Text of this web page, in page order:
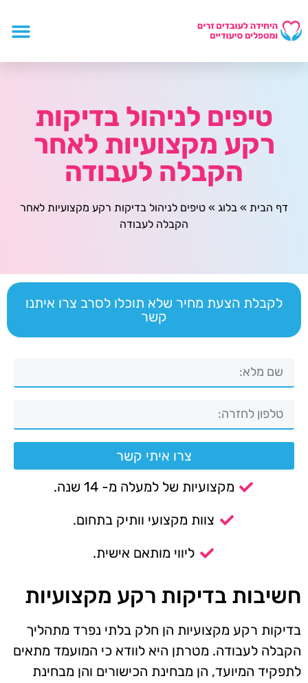
טיפים לניהול בדיקות
רקע מקצועיות לאחר
הקבלה לעבודה
דף הבית » בלוג » טיפים לניהול בדיקות רקע מקצועיות לאחר
הקבלה לעבודה
לקבלת הצעת מחיר שלא תוכלו לסרב צרו איתנו
קשר
צרו איתי קשר
מקצועיות של למעלה מ- 14 שנה.
צוות מקצועי וותיק בתחום.
ליווי מותאם אישית.
חשיבות בדיקות רקע מקצועיות
בדיקות רקע מקצועיות הן חלק בלתי נפרד מתהליך
הקבלה לעבודה. מטרתן היא לוודא כי המועמד מתאים
לתפקיד המיועד, הן מבחינת הכישורים והן מבחינת